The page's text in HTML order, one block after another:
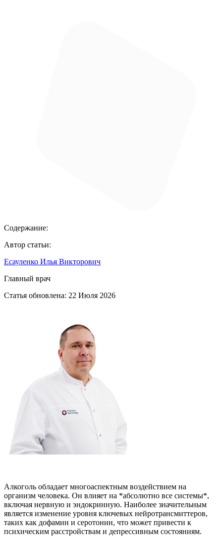
Содержание:
Автор статьи:
Есауленко Илья Викторович
Главный врач
Статья обновлена: 22 Июля 2026
Алкоголь обладает многоаспектным воздействием на
организм человека. Он влияет на *абсолютно все системы*,
включая нервную и эндокринную. Наиболее значительным
является изменение уровня ключевых нейротрансмиттеров,
таких как дофамин и серотонин, что может привести к
психическим расстройствам и депрессивным состояниям.